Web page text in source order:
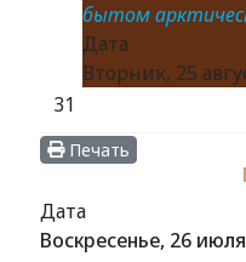
бытом
Вторник, 25
31
Печать
Дата
Воскресенье, 26